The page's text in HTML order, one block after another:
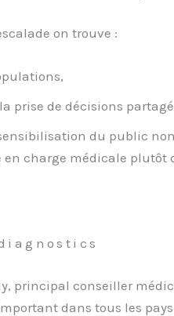
on trouve :
prise de décisions
du public
charge médicale plutôt
principal conseiller
dans tous les